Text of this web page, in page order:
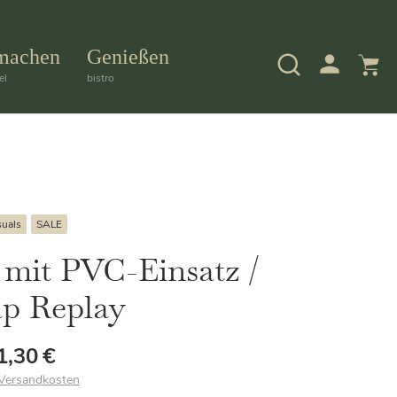
Genießen
bistro
SALE
PVC-Einsatz /
Replay
€Aktueller
Preis